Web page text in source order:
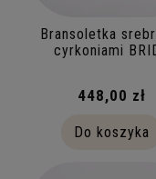
Bransoletka
cyrkoniami
448,00 zł
Do koszyka